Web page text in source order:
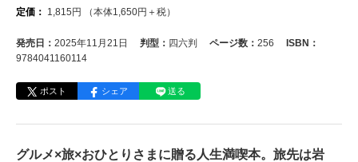
定価： 1,815 円 （本体1,650円＋税）
発売日： 2025年11月21日 判型： 四六判 ページ数： 256
ISBN：
9784041160114
ポスト シェア 送る
グルメ×旅×おひとりさまに贈る人生満喫本。旅先は岩